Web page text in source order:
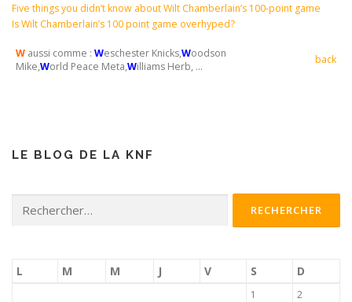
Five things you didn’t know about Wilt Chamberlain’s 100-point game
Is Wilt Chamberlain’s 100 point game overhyped?
W aussi comme : Weschester Knicks,Woodson
Mike,World Peace Meta,Williams Herb, …
back
LE BLOG DE LA KNF
L M M J V S D
1
2